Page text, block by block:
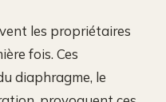
les propriétaires
fois. Ces
diaphragme, le